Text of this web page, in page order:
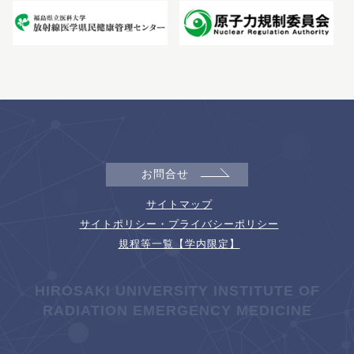
お問合せ
サイトマップ
サイトポリシー・プライバシーポリシー
規程等一覧【学内限定】
HIROSAKI UNIVERSITY INSTITUTE OF
RADIATION EMERGENCY MEDICINE